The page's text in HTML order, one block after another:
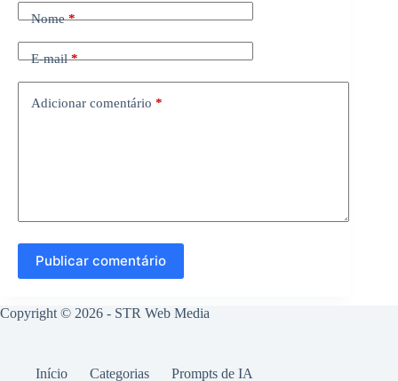
Nome*
E-mail*
Adicionar comentário *
Publicar comentário
Copyright © 2026 - STR Web Media
Início Categorias Prompts de IA